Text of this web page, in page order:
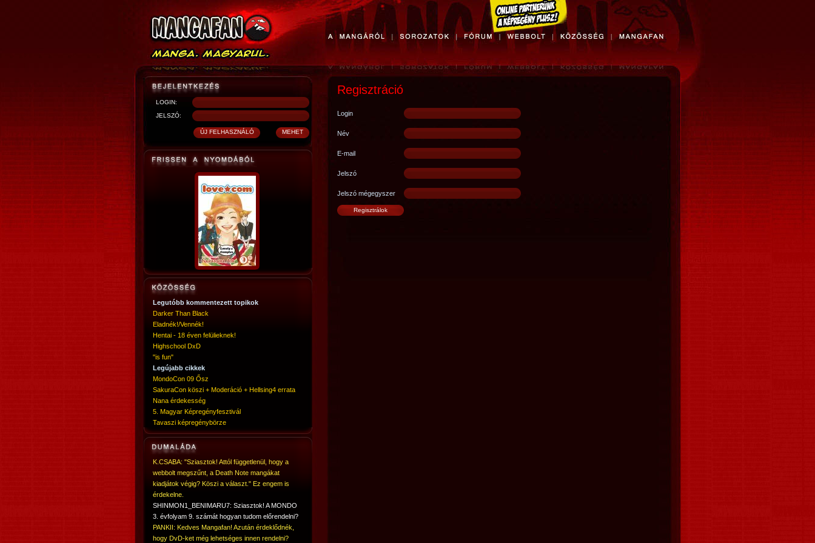
LOGIN:
JELSZÓ:
Legutóbb kommentezett topikok
Darker Than Black
Eladnék!/Vennék!
Hentai - 18 éven felülieknek!
Highschool DxD
"is fun"
Legújabb cikkek
MondoCon 09 Ősz
SakuraCon köszi + Moderáció + Hellsing4 errata
Nana érdekesség
5. Magyar Képregényfesztivál
Tavaszi képregénybörze
K.CSABA: "Sziasztok! Attól függetlenül, hogy a
webbolt megszűnt, a Death Note mangákat
kiadjátok végig? Köszi a választ." Ez engem is
érdekelne.
SHINMON1_BENIMARU7: Sziasztok! A MONDO
3. évfolyam 9. számát hogyan tudom előrendelni?
PANKII: Kedves Mangafan! Azután érdeklődnék,
hogy DvD-ket még lehetséges innen rendelni?
Regisztráció
Login
Név
E-mail
Jelszó
Jelszó mégegyszer